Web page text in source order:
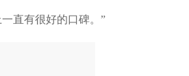
直有很好的口碑。”